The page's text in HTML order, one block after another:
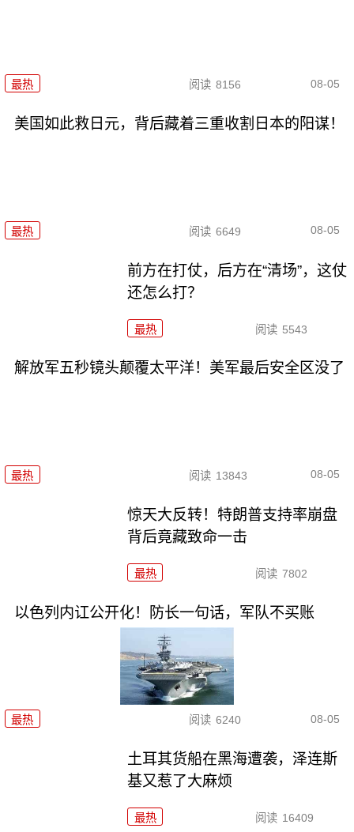
最热 阅读 8156 08-05
美国如此救日元，背后藏着三重收割日本的阳谋！
最热 阅读 6649 08-05
前方在打仗，后方在“清场”，这仗
还怎么打？
最热 阅读 5543
解放军五秒镜头颠覆太平洋！美军最后安全区没了
最热 阅读 13843 08-05
惊天大反转！特朗普支持率崩盘
背后竟藏致命一击
最热 阅读 7802
以色列内讧公开化！防长一句话，军队不买账
最热 阅读 6240 08-05
土耳其货船在黑海遭袭，泽连斯
基又惹了大麻烦
最热 阅读 16409